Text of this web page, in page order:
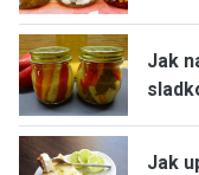
Jak
Jak